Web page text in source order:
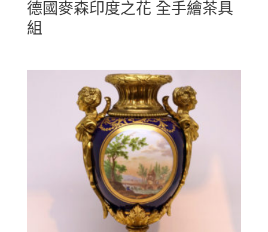
德國麥森印度之花 全手繪茶具
組